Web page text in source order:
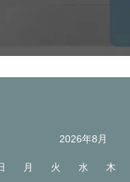
2026年8月
月 火 水 木